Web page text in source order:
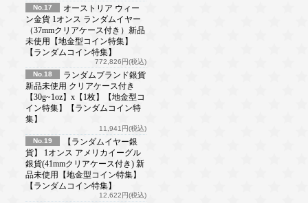
No.17
オーストリア ウィー
ン金貨 1オンス ランダムイヤー
（37mmクリアケース付き）新品
未使用【地金型コイン特集】
【ランダムコイン特集】
772,826円(税込)
No.18
ランダムブランド銀貨
新品未使用 クリアケース付き
【30g~1oz】x【1枚】【地金型コ
イン特集】【ランダムコイン特
集】
11,941円(税込)
No.19
【ランダムイヤー銀
貨】 1オンス アメリカイーグル
銀貨(41mmクリアケース付き) 新
品未使用【地金型コイン特集】
【ランダムコイン特集】
12,622円(税込)